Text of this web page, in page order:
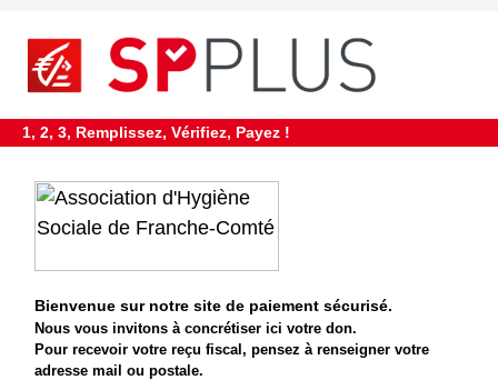
1, 2, 3, Remplissez, Vérifiez, Payez !
Bienvenue sur notre site de paiement sécurisé.
Nous vous invitons à concrétiser ici votre don.
Pour recevoir votre reçu fiscal, pensez à renseigner votre
adresse mail ou postale.